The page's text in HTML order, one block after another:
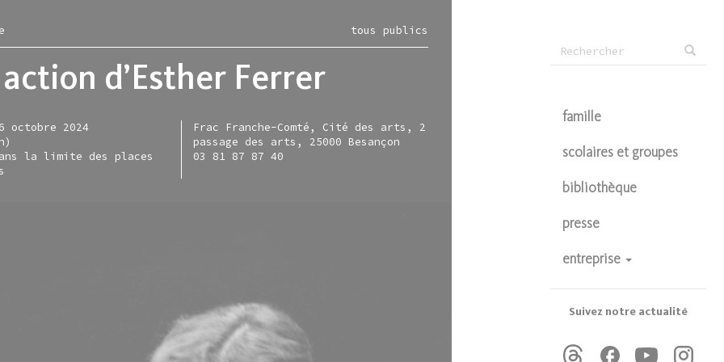
moment
murs
en région
Formulaire
recherche
famille
scolaires et groupes
bibliothèque
presse
entreprise
Suivez notre actualité
tous publics
d’Esther Ferrer
octobre 2024
la limite des places
Frac Franche-Comté, Cité des arts, 2
passage des arts, 25000 Besançon
03 81 87 87 40